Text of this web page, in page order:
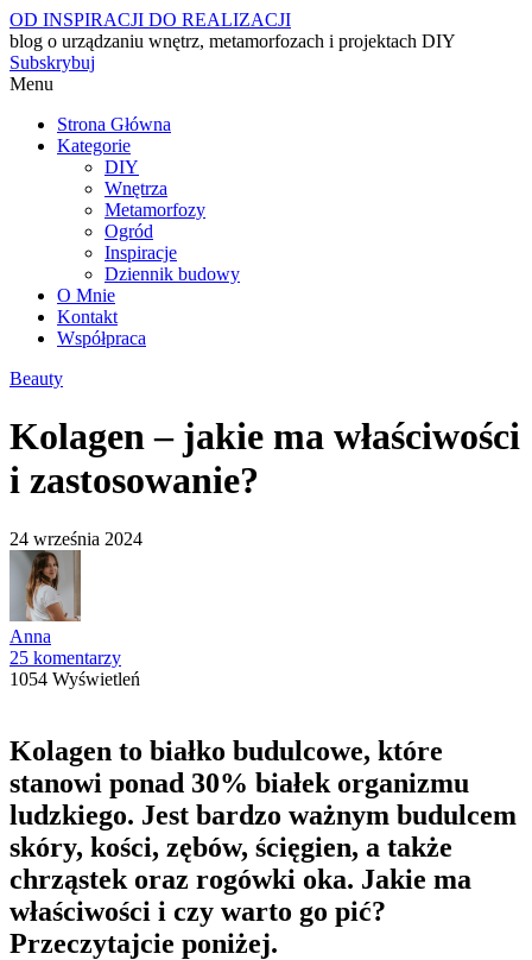
OD INSPIRACJI DO REALIZACJI
blog o urządzaniu wnętrz, metamorfozach i projektach DIY
Subskrybuj
Menu
Strona Główna
Kategorie
DIY
Wnętrza
Metamorfozy
Ogród
Inspiracje
Dziennik budowy
O Mnie
Kontakt
Współpraca
Beauty
Kolagen – jakie ma właściwości
i zastosowanie?
24 września 2024
Anna
25 komentarzy
1054 Wyświetleń
Kolagen to białko budulcowe, które
stanowi ponad 30% białek organizmu
ludzkiego. Jest bardzo ważnym budulcem
skóry, kości, zębów, ścięgien, a także
chrząstek oraz rogówki oka. Jakie ma
właściwości i czy warto go pić?
Przeczytajcie poniżej.